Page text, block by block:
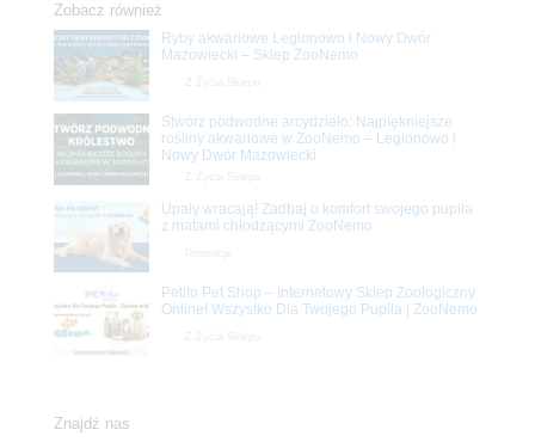
Zobacz również
Ryby akwariowe Legionowo i Nowy Dwór
Mazowiecki – Sklep ZooNemo
Stwórz podwodne arcydzieło: Najpiękniejsze
rośliny akwariowe w ZooNemo – Legionowo i
Nowy Dwór Mazowiecki
Upały wracają! Zadbaj o komfort swojego pupila
z matami chłodzącymi ZooNemo
Petito Pet Shop – Internetowy Sklep Zoologiczny
Online! Wszystko Dla Twojego Pupila | ZooNemo
Znajdź nas